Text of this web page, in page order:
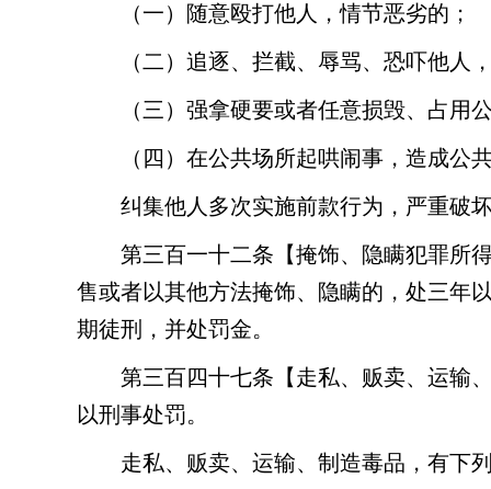
（一）随意殴打他人，情节恶劣的；
（二）追逐、拦截、辱骂、恐吓他人
（三）强拿硬要或者任意损毁、占用
（四）在公共场所起哄闹事，造成公
纠集他人多次实施前款行为，严重破
第三百一十二条 【掩饰、隐瞒犯罪所
售或者以其他方法掩饰、隐瞒的，处三年
期徒刑，并处罚金。
第三百四十七条 【走私、贩卖、运输
以刑事处罚。
走私、贩卖、运输、制造毒品，有下